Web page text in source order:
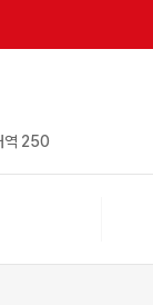
역 250